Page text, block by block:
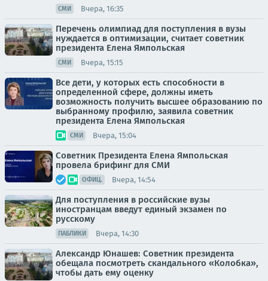
СМИ Вчера, 16:35
Перечень олимпиад для поступления в вузы
нуждается в оптимизации, считает советник
президента Елена Ямпольская
СМИ Вчера, 15:15
Все дети, у которых есть способности в
определенной сфере, должны иметь
возможность получить высшее образованию по
выбранному профилю, заявила советник
президента Елена Ямпольская
СМИ Вчера, 15:04
Советник Президента Елена Ямпольская
провела брифинг для СМИ
ОФИЦ. Вчера, 14:54
Для поступления в российские вузы
иностранцам введут единый экзамен по
русскому
ПАБЛИКИ Вчера, 14:30
Александр Юнашев: Советник президента
обещала посмотреть скандального «Колобка»,
чтобы дать ему оценку